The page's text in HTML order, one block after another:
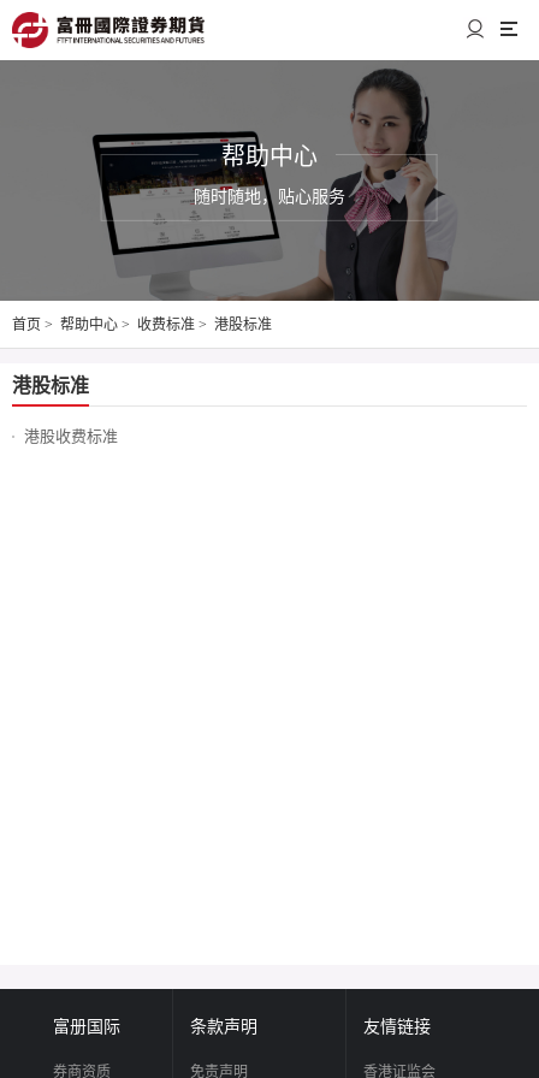
帮助中心
随时随地，贴心服务
首页 > 帮助中心 > 收费标准 > 港股标准
港股标准
港股收费标准
富册国际
券商资质
条款声明
免责声明
友情链接
香港证监会